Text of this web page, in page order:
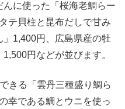
に使った「桜海老鯛らー
テ貝柱と昆布だしで甘み
1,400円、広島県産の牡
円などが並びます。
きる「雲丹三種盛り鯛ら
幸である鯛とウニを使っ